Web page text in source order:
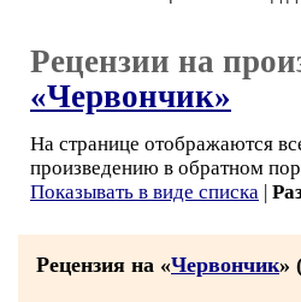
Рецензии на
«Червончик»
На странице отображаются
произведению в обратном
Показывать в виде списка |
Рецензия на «Червончик»